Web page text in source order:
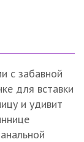
с забавной
для вставки
и удивит